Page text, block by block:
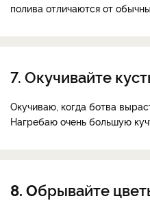
полива отличаются от
7. Окучивайте
Окучиваю, когда ботва
Нагребаю очень большую
8. Обрывайте